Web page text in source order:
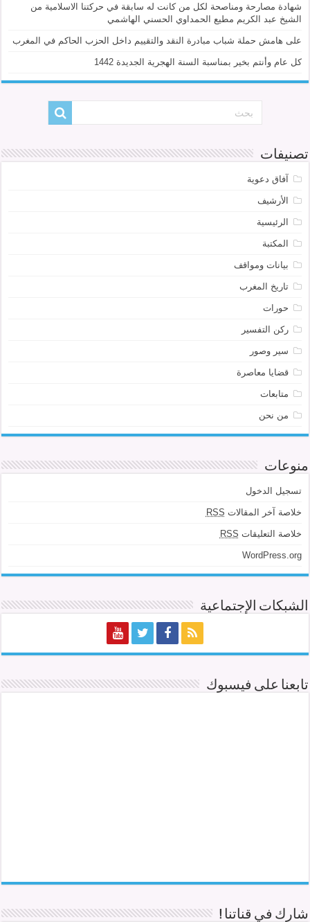
شهادة مصارحة ومناصحة لكل من كانت له سابقة في حركتنا الاسلامية من
الشيخ عبد الكريم مطيع الحمداوي الحسني الهاشمي
على هامش حملة شباب مبادرة النقد والتقييم داخل الحزب الحاكم في المغرب
كل عام وأنتم بخير بمناسبة السنة الهجرية الجديدة 1442
تصنيفات
آفاق دعوية
الأرشيف
الرئيسية
المكتبة
بيانات ومواقف
تاريخ المغرب
حورات
ركن التفسير
سير وصور
قضايا معاصرة
متابعات
من نحن
منوعات
تسجيل الدخول
خلاصة آخر المقالات RSS
خلاصة التعليقات RSS
WordPress.org
الشبكات الإجتماعية
تابعنا على فيسبوك
شارك في قناتنا !